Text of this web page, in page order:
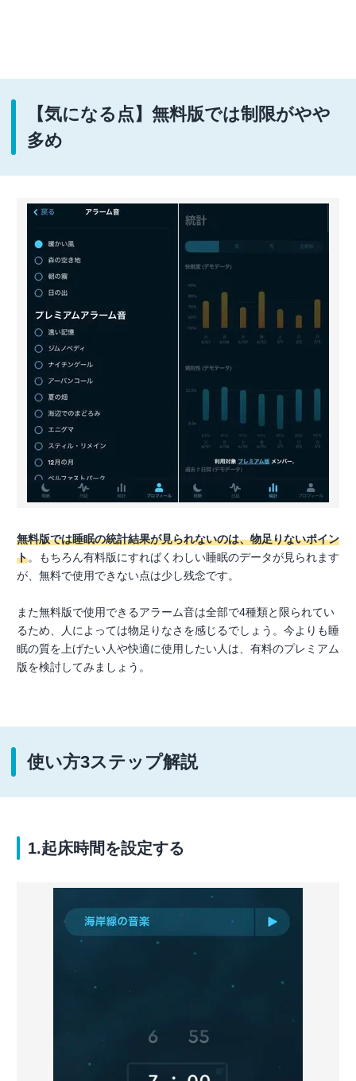
【気になる点】無料版では制限がやや
多め
無料版では睡眠の統計結果が見られないのは、物足りないポイン
ト。もちろん有料版にすればくわしい睡眠のデータが見られます
が、無料で使用できない点は少し残念です。
また無料版で使用できるアラーム音は全部で4種類と限られてい
るため、人によっては物足りなさを感じるでしょう。今よりも睡
眠の質を上げたい人や快適に使用したい人は、有料のプレミアム
版を検討してみましょう。
使い方3ステップ解説
1.起床時間を設定する